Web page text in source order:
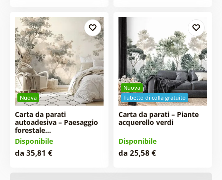
Nuova
Carta da parati
autoadesiva – Paesaggio
forestale…
Disponibile
da 35,81 €
Nuova
Tubetto di colla gratuito
Carta da parati – Piante
acquerello verdi
Disponibile
da 25,58 €